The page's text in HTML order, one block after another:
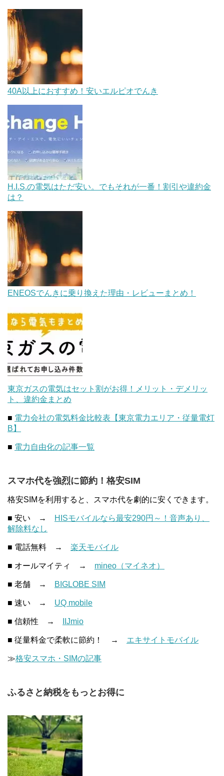
40A以上におすすめ！安いエルピオでんき
H.I.S.の電気はただ安い。でもそれが一番！割引や違約金
は？
ENEOSでんきに乗り換えた理由・レビューまとめ！
東京ガスの電気はセット割がお得！メリット・デメリッ
ト、違約金まとめ
■ 電力会社の電気料金比較表【東京電力エリア・従量電灯
B】
■ 電力自由化の記事一覧
スマホ代を強烈に節約！格安SIM
格安SIMを利用すると、スマホ代を劇的に安くできます。
■ 安い →
HISモバイルなら最安290円～！音声あり、
解除料なし
■ 電話無料 → 楽天モバイル
■ オールマイティ → mineo（マイネオ）
■ 老舗 → BIGLOBE SIM
■ 速い → UQ mobile
■ 信頼性 → IIJmio
■ 従量料金で柔軟に節約！ → エキサイトモバイル
≫格安スマホ・SIMの記事
ふるさと納税をもっとお得に